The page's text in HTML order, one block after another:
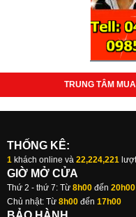
TRUNG TÂM
THỐNG KÊ:
1 khách online và 22,224,221
GIỜ MỞ CỬA
Thứ 2 - thứ 7: Từ 8h00 đến 20h00
Chủ nhật: Từ 8h00 đến 17h00